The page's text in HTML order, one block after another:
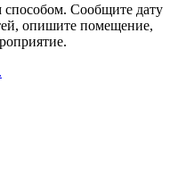
Сообщите дату
опишите помещение,